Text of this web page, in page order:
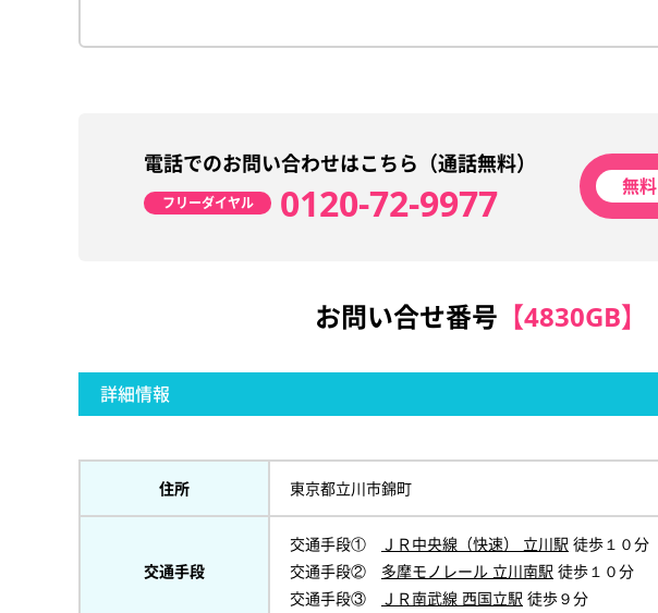
電話でのお問い合わせはこちら（通話無料）
フリーダイヤル 0120-72-9977 無料
お問い合せ番号 【4830GB】
詳細情報
住所 東京都立川市錦町
交通手段
交通手段① ＪＲ中央線（快速） 立川駅 徒歩１０分
交通手段② 多摩モノレール 立川南駅 徒歩１０分
交通手段③
ＪＲ南武線 西国立駅 徒歩９分